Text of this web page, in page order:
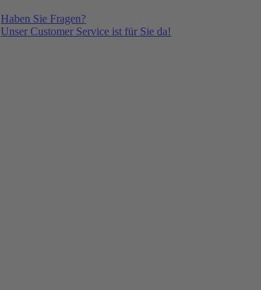
Haben Sie Fragen?
Unser Customer Service ist für Sie da!